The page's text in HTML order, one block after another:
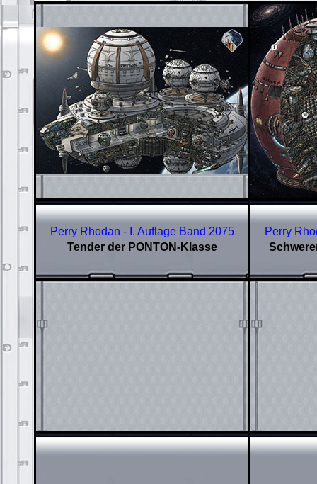
Perry Rhodan - I. Auflage Band 2075
Tender der PONTON-Klasse
Perry